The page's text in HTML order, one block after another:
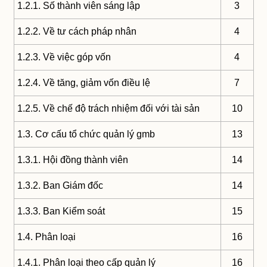
1.2.1. Số thành viên sáng lập 3
1.2.2. Về tư cách pháp nhân 4
1.2.3. Về việc góp vốn 4
1.2.4. Về tăng, giảm vốn điều lệ 7
1.2.5. Về chế độ trách nhiệm đối với tài sản 10
1.3. Cơ cấu tổ chức quản lý gmb 13
1.3.1. Hội đồng thành viên 14
1.3.2. Ban Giám đốc 14
1.3.3. Ban Kiểm soát 15
1.4. Phân loại 16
1.4.1. Phân loại theo cấp quản lý 16